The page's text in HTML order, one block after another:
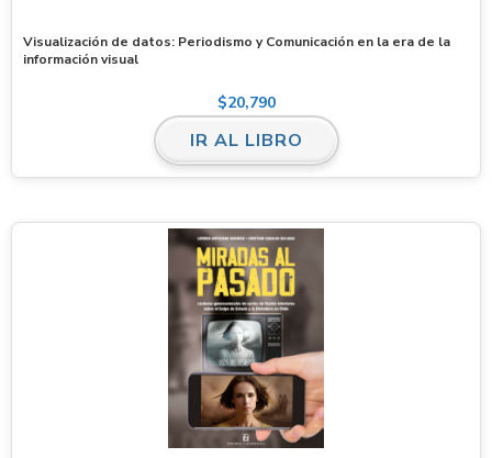
Visualización de datos: Periodismo y Comunicación en la era de la
información visual
$20,790
IR AL LIBRO